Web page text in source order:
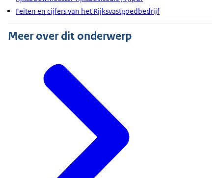
Feiten en cijfers van het Rijksvastgoedbedrijf
Meer over dit onderwerp